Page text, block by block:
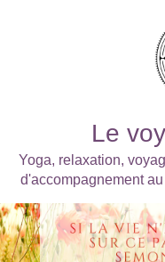
Le
Yoga, relaxation,
d'accompagnement